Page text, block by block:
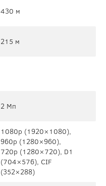
430 м
215 м
2 Мп
1080p (1920×1080),
960p (1280×960),
720p (1280×720), D1
(704×576), CIF
(352×288)